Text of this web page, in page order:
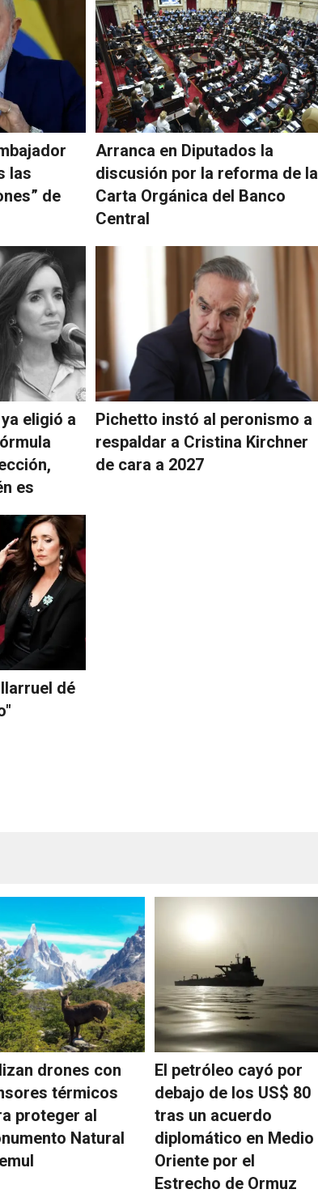
las
de
Arranca en Diputados la
discusión por la reforma de la
Carta Orgánica del Banco
Central
eligió a
es
Pichetto instó al peronismo a
respaldar a Cristina Kirchner
de cara a 2027
dé
drones con
térmicos
proteger al
Natural
El petróleo cayó por
debajo de los US$ 80
tras un acuerdo
diplomático en Medio
Oriente por el
Estrecho de Ormuz